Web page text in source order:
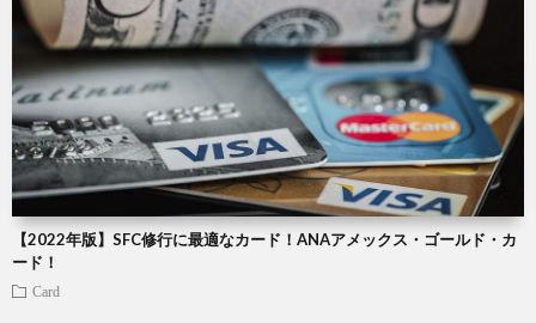
【2022年版】SFC修行に最適なカード！ANAアメックス・ゴールド・カ
ード！
Card